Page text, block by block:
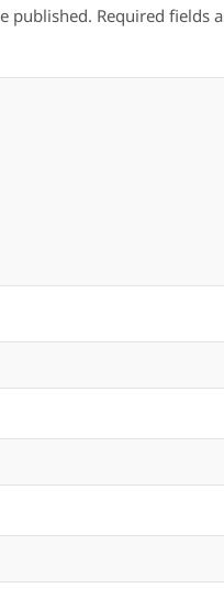
published. Required fields